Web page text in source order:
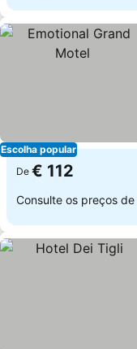
Escolha popular
De € 112
Consulte os preços de